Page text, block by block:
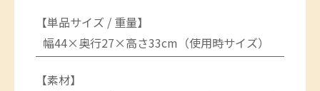
【単品サイズ / 重量】
幅44×奥行27×高さ33cm（使用時サイズ）
【素材】